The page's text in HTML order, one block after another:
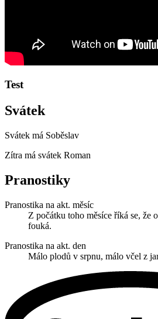
Test
Svátek
Svátek má Soběslav
Zítra má svátek Roman
Pranostiky
Pranostika na akt. měsíc
Z počátku toho měsíce říká se, že
fouká.
Pranostika na akt. den
Málo plodů v srpnu, málo včel z